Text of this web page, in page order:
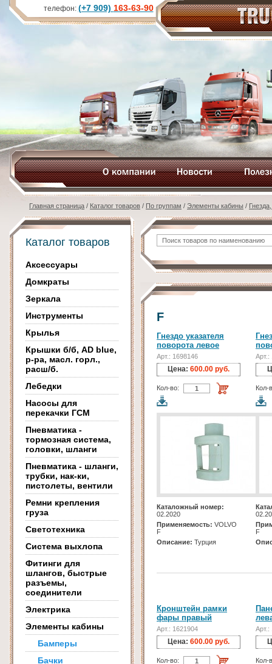
Главная страница / Каталог товаров / По группам / Элементы кабины /
Каталог товаров
Аксессуары
Домкраты
Зеркала
Инструменты
Крылья
Крышки б/б, AD blue,
р-ра, масл. горл.,
расш/б.
Лебедки
Насосы для
перекачки ГСМ
Пневматика -
тормозная система,
головки, шланги
Пневматика - шланги,
трубки, нак-ки,
пистолеты, вентили
Ремни крепления
груза
Светотехника
Система выхлопа
Фитинги для
шлангов, быстрые
разъемы,
соединители
Электрика
Элементы кабины
Бамперы
Бачки
F
Гнездо указателя
поворота левое
Арт.: 1698146
Цена: 600.00 руб.
Кол-во:
Каталожный номер:
02.2020
Применяемость: VOLVO
F
Описание: Турция
Арт.:
Кол-
F
Кронштейн рамки
фары правый
Арт.: 1621904
Цена: 600.00 руб.
Кол-во:
Арт.:
Кол-
телефон: (+7 909) 163-63-90